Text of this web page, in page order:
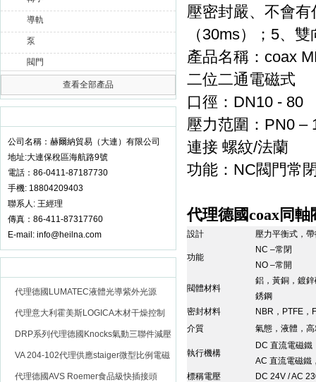
導軌
泵
閥門
查看全部產品
公司名稱：赫爾納貿易（大連）有限公司
地址:大連保稅區海航路9號
電話：86-0411-87187730
手機: 18804209403
聯系人: 王經理
傳真：86-411-87317760
E-mail: info@heilna.com
代理德國LUMATEC液體光導紫外光源
代理意大利霍美斯LOGICA木材干燥控制
儀
DRP系列代理德國Knocks氣動三聯件減壓
閥
VA 204-102代理供應staiger微型比例電磁
閥
代理德國AVS Roemer食品級快插接頭
壓密封嚴、不會有
（30ms）； 5、雙
產品名稱： coax
二位二通電磁式
口徑： DN10 - 80
壓力范圍： PN0 –
連接 螺紋/法蘭
功能： NC閥門常
代理德國coax同軸
設計 壓力平衡式，
功能
NC –常閉
NO –常開
閥體材料
鋁，黃銅，鍍
銹鋼
密封材料
NBR ， PTFE ，
介質
氣態，液體，
執行機構
DC 直流電磁鐵
AC 直流電磁鐵
標稱電壓
DC 24V / AC